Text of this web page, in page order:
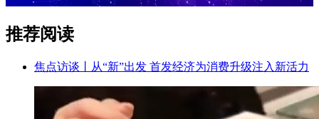
推荐阅读
焦点访谈丨从“新”出发 首发经济为消费升级注入新活力